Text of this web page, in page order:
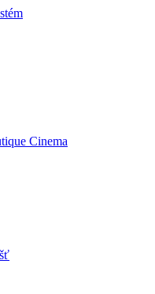
Cinema